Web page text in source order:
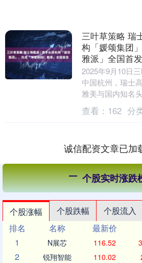
三叶草策略 瑞
构「媛颂集团
雅派」全国首发
2025年9月10日
中国杭州，瑞士
雅美与国内知名
式达成战略合作
重塑剂（b....
查看： 162 分
诚信配资文章已加
个股实时涨跌
个股涨幅 个股跌幅 个股流入
排名
名称 最新价
1
N展芯 116.52
2 锐翔智能 110.02